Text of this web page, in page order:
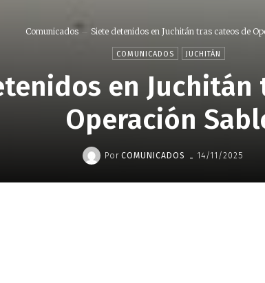
Comunicados Siete detenidos en Juchitán tras cateos de
COMUNICADOS JUCHITÁN
en Juchitán
Operación
Por COMUNICADOS - 14/11/2025